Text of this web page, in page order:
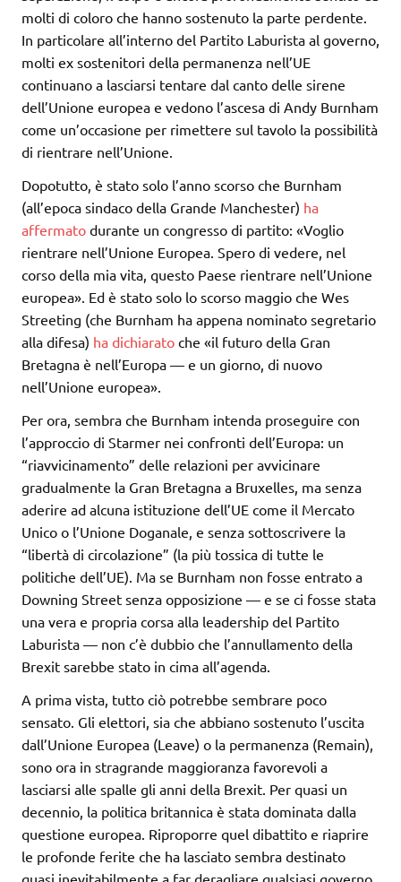
molti di coloro che hanno sostenuto la parte perdente.
In particolare all’interno del Partito Laburista al governo,
molti ex sostenitori della permanenza nell’UE
continuano a lasciarsi tentare dal canto delle sirene
dell’Unione europea e vedono l’ascesa di Andy Burnham
come un’occasione per rimettere sul tavolo la possibilità
di rientrare nell’Unione.
Dopotutto, è stato solo l’anno scorso che Burnham
(all’epoca sindaco della Grande Manchester) ha
affermato durante un congresso di partito: «Voglio
rientrare nell’Unione Europea. Spero di vedere, nel
corso della mia vita, questo Paese rientrare nell’Unione
europea». Ed è stato solo lo scorso maggio che Wes
Streeting (che Burnham ha appena nominato segretario
alla difesa) ha dichiarato che «il futuro della Gran
Bretagna è nell’Europa — e un giorno, ‌di nuovo
nell’Unione europea».
Per ora, sembra che Burnham intenda proseguire con
l’approccio di Starmer nei confronti dell’Europa: un
“riavvicinamento” delle relazioni per avvicinare
gradualmente la Gran Bretagna a Bruxelles, ma senza
aderire ad alcuna istituzione dell’UE come il Mercato
Unico o l’Unione Doganale, e senza sottoscrivere la
“libertà di circolazione” (la più tossica di tutte le
politiche dell’UE). Ma se Burnham non fosse entrato a
Downing Street senza opposizione — e se ci fosse stata
una vera e propria corsa alla leadership del Partito
Laburista — non c’è dubbio che l’annullamento della
Brexit sarebbe stato in cima all’agenda.
A prima vista, tutto ciò potrebbe sembrare poco
sensato. Gli elettori, sia che abbiano sostenuto l’uscita
dall’Unione Europea (Leave) o la permanenza (Remain),
sono ora in stragrande maggioranza favorevoli a
lasciarsi alle spalle gli anni della Brexit. Per quasi un
decennio, la politica britannica è stata dominata dalla
questione europea. Riproporre quel dibattito e riaprire
le profonde ferite che ha lasciato sembra destinato